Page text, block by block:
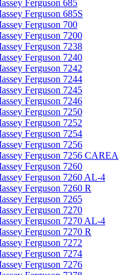
Ferguson 685
Ferguson 685S
Ferguson 700
Ferguson 7200
Ferguson 7238
Ferguson 7240
Ferguson 7242
Ferguson 7244
Ferguson 7245
Ferguson 7246
Ferguson 7250
Ferguson 7252
Ferguson 7254
Ferguson 7256
Ferguson 7256 CAREA
Ferguson 7260
Ferguson 7260 AL-4
Ferguson 7260 R
Ferguson 7265
Ferguson 7270
Ferguson 7270 AL-4
Ferguson 7270 R
Ferguson 7272
Ferguson 7274
Ferguson 7276